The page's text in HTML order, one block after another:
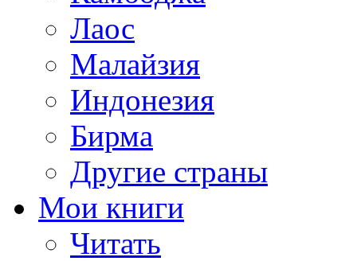
Лаос
Малайзия
Индонезия
Бирма
Другие страны
Мои книги
Читать